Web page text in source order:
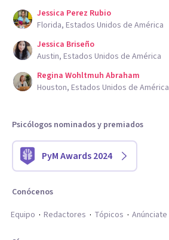
Jessica Perez Rubio
Florida, Estados Unidos de América
Jessica Briseño
Austin, Estados Unidos de América
Regina Wohltmuh Abraham
Houston, Estados Unidos de América
Psicólogos nominados y premiados
PyM Awards 2024
Conócenos
Equipo
Redactores Tópicos Anúnciate